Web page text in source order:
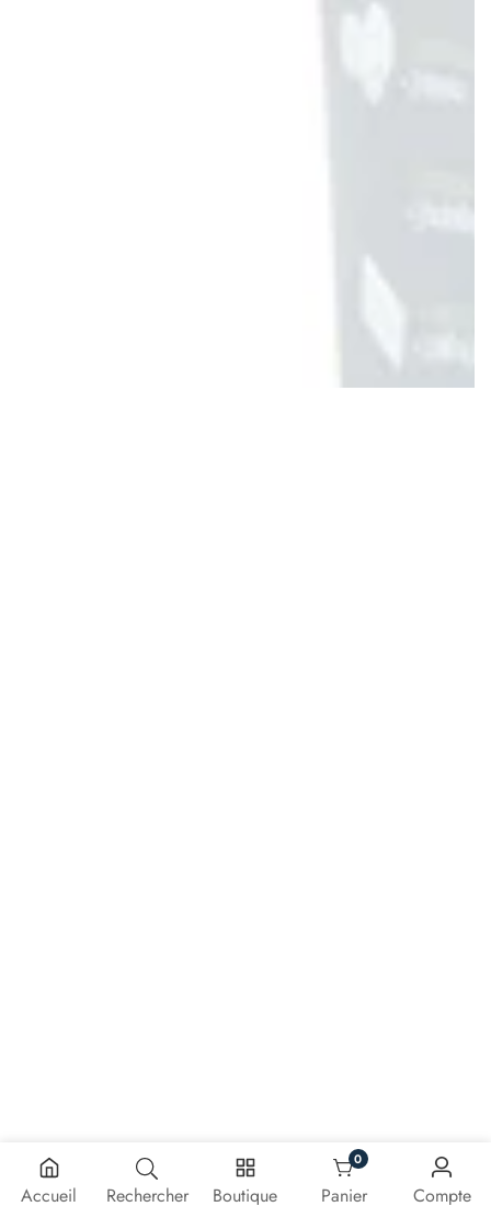
Accueil Rechercher Boutique Panier
00 article
Compte